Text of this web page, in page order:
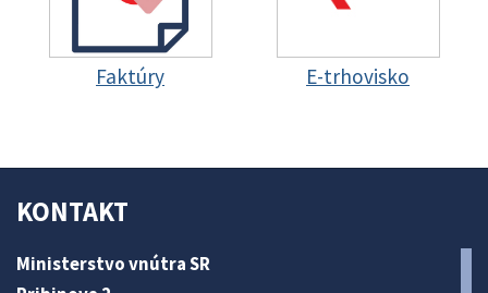
Faktúry E-trhovisko
KONTAKT
Ministerstvo vnútra SR